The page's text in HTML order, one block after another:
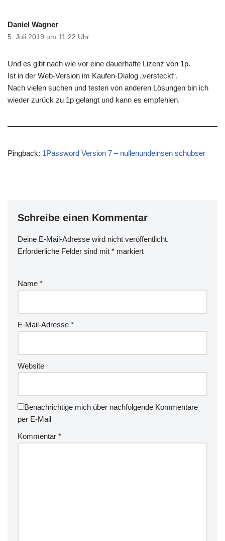
Daniel Wagner
5. Juli 2019 um 11:22 Uhr
Und es gibt nach wie vor eine dauerhafte Lizenz von 1p.
Ist in der Web-Version im Kaufen-Dialog „versteckt“.
Nach vielen suchen und testen von anderen Lösungen bin ich
wieder zurück zu 1p gelangt und kann es empfehlen.
Pingback: 1Password Version 7 – nullenundeinsen schubser
Schreibe einen Kommentar
Deine E-Mail-Adresse wird nicht veröffentlicht.
Erforderliche Felder sind mit * markiert
Name *
E-Mail-Adresse *
Website
Benachrichtige mich über nachfolgende Kommentare
per E-Mail
Kommentar *